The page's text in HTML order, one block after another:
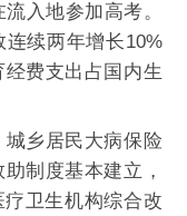
入地参加高考。
续两年增长10%
费支出占国内生
乡居民大病保险
制度基本建立，
卫生机构综合改